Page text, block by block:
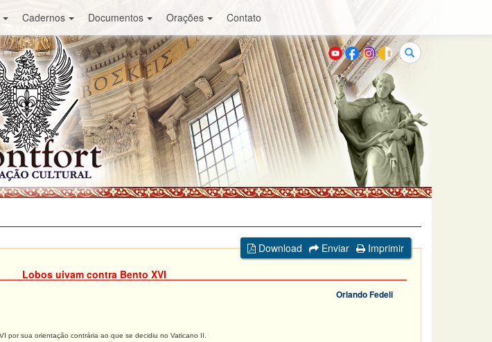
Cadernos Documentos Orações Contato
Buscar
Download Enviar
Imprimir
Lobos uivam contra Bento XVI
Orlando Fedeli
por sua orientação contrária ao que se decidiu no Vaticano II.